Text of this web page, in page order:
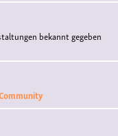
bekannt gegeben